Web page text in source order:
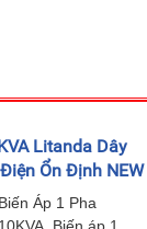
Litanda Dây
Ổn Định NEW
Biến Áp 1 Pha